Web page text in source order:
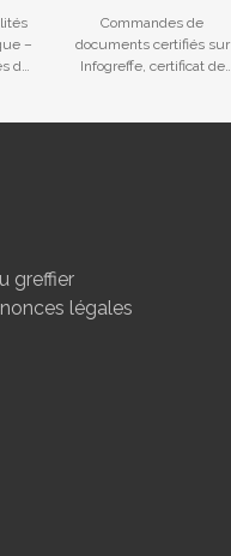
–
du
Commandes de
documents certifiés sur
Infogreffe, certificat de
greffier
légales